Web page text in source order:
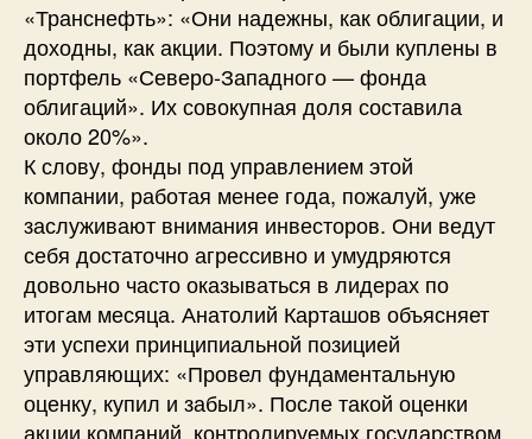
«Транснефть»: «Они надежны, как облигации, и
доходны, как акции. Поэтому и были куплены в
портфель «Северо-Западного — фонда
облигаций». Их совокупная доля составила
около 20%».
К слову, фонды под управлением этой
компании, работая менее года, пожалуй, уже
заслуживают внимания инвесторов. Они ведут
себя достаточно агрессивно и умудряются
довольно часто оказываться в лидерах по
итогам месяца. Анатолий Карташов объясняет
эти успехи принципиальной позицией
управляющих: «Провел фундаментальную
оценку, купил и забыл». После такой оценки
акции компаний, контролируемых государством,